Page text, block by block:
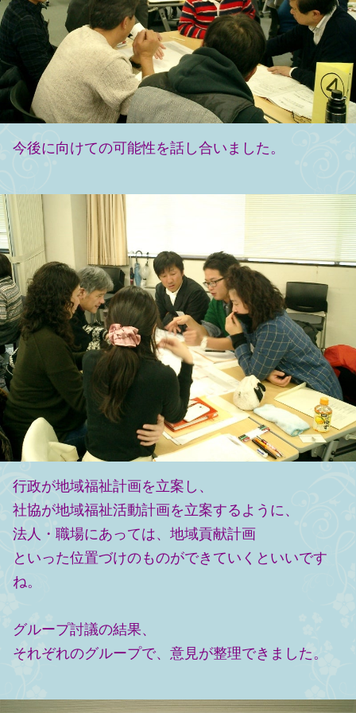
今後に向けての可能性を話し合いました。
行政が地域福祉計画を立案し、
社協が地域福祉活動計画を立案するように、
法人・職場にあっては、地域貢献計画
といった位置づけのものができていくといいです
ね。
グループ討議の結果、
それぞれのグループで、意見が整理できました。